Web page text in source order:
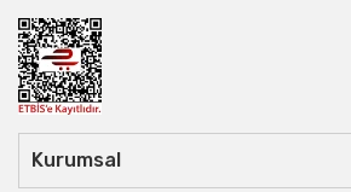
Kurumsal